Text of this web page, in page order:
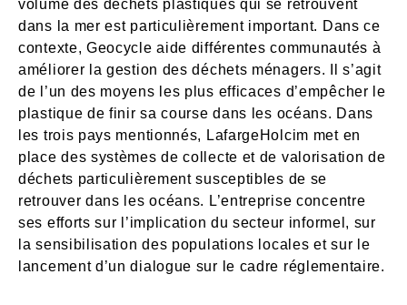
volume des déchets plastiques qui se retrouvent
dans la mer est particulièrement important. Dans ce
contexte, Geocycle aide différentes communautés à
améliorer la gestion des déchets ménagers. Il s’agit
de l’un des moyens les plus efficaces d’empêcher le
plastique de finir sa course dans les océans. Dans
les trois pays mentionnés, LafargeHolcim met en
place des systèmes de collecte et de valorisation de
déchets particulièrement susceptibles de se
retrouver dans les océans. L’entreprise concentre
ses efforts sur l’implication du secteur informel, sur
la sensibilisation des populations locales et sur le
lancement d’un dialogue sur le cadre réglementaire.